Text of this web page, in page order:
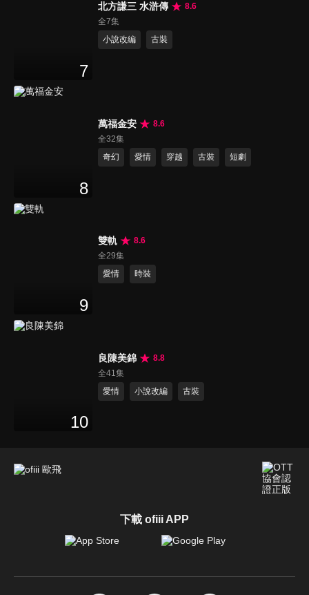
7
北方謙三 水滸傳
8.6
全7集
小說改編
古裝
8
萬福金安
8.6
全32集
奇幻
愛情 穿越 古裝 短劇
9
雙軌
8.6
全29集
愛情
時裝
10
良陳美錦
8.8
全41集
愛情
小說改編 古裝
下載 ofiii APP